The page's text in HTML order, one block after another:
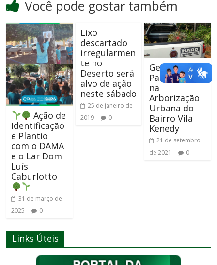
Você pode gostar também
Ação de
Identificação
e Plantio
com o DAMA
e o Lar Dom
Luís
Caburlotto
31 de março de
2025
0
Lixo
descartado
irregularmen
te no
Deserto será
alvo de ação
neste sábado
25 de janeiro de
2019
0
Gestão
Participativa
na
Arborização
Urbana do
Bairro Vila
Kenedy
21 de setembro
de 2021
0
Links Úteis